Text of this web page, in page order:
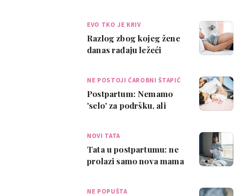
EVO TKO JE KRIV
Razlog zbog kojeg žene
danas rađaju ležeći
NE POSTOJI ĆAROBNI ŠTAPIĆ
Postpartum: Nemamo
'selo' za podršku, ali
NOVI TATA
Tata u postpartumu: ne
prolazi samo nova mama
NE POPUŠTA